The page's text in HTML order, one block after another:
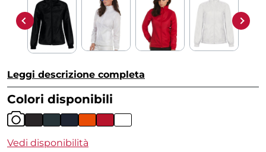
Leggi descrizione completa
Colori disponibili
Vedi disponibilità